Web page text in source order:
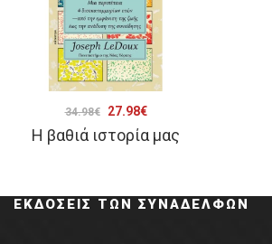
Η βαθιά ιστορία μας
34.98€
Original
price
27.98€Η
τρέχουσα
27.98€.
ΕΚΔΌΣΕΙΣ ΤΩΝ ΣΥΝΑΔΈΛΦΩΝ